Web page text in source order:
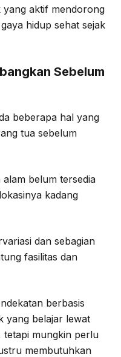
yang aktif mendorong
hidup sehat sejak
Sebelum
beberapa hal yang
tua sebelum
alam belum tersedia
kadang
dan sebagian
fasilitas dan
berbasis
yang belajar lewat
tetapi mungkin perlu
membutuhkan